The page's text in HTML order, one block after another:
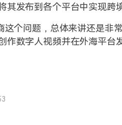
其发布到各个平台中实现跨
这个问题，总体来讲还是非
作数字人视频并在外海平台